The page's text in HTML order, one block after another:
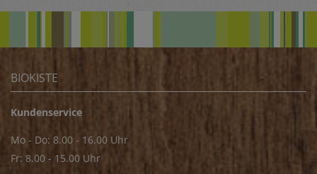
BIOKISTE
Kundenservice
Mo - Do: 8.00 - 16.00 Uhr
Fr: 8.00 - 15.00 Uhr